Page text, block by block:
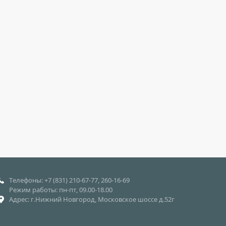
Телефоны: +7 (831) 210-67-77, 260-16-69
Режим работы: пн-пт, 09.00-18.00
Адрес: г.Нижний Новгород, Московское шоссе д.52г